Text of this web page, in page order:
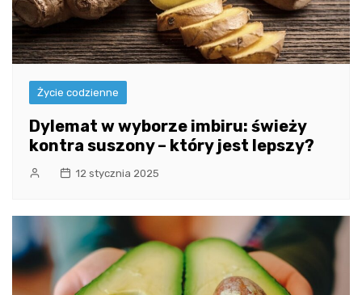
Życie codzienne
Dylemat w wyborze imbiru: świeży
kontra suszony – który jest lepszy?
12 stycznia 2025